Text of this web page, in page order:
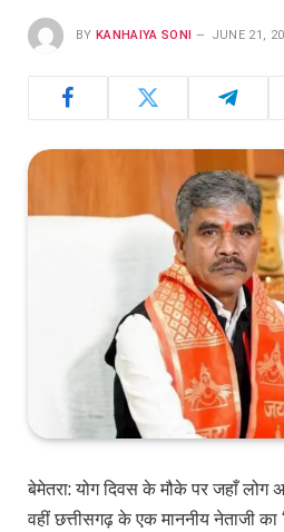
BY KANHAIYA SONI JUNE 21,
बेमेतरा: योग दिवस के मौके पर जहाँ
वहीं छत्तीसगढ़ के एक माननीय नेताजी